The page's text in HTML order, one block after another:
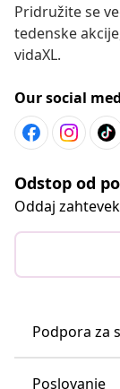
Pridružite se
tedenske
vidaXL.
Our social
Odstop od
Oddaj
Podpora za
Poslovanje